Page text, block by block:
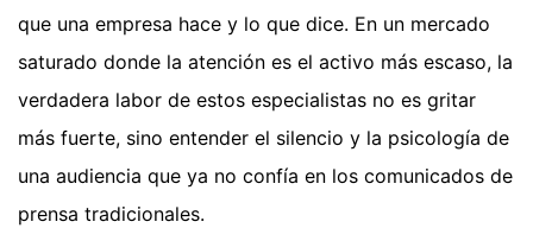
que una empresa hace y lo que dice. En un mercado
saturado donde la atención es el activo más escaso, la
verdadera labor de estos especialistas no es gritar
más fuerte, sino entender el silencio y la psicología de
una audiencia que ya no confía en los comunicados de
prensa tradicionales.